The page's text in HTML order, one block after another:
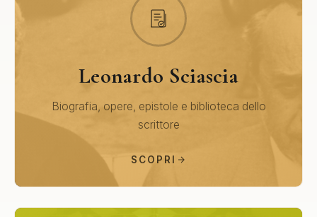
Leonardo Sciascia
Biografia, opere, epistole e biblioteca dello
scrittore
SCOPRI